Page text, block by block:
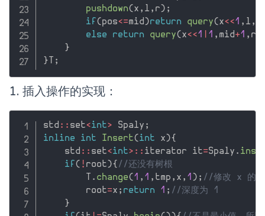
pushdown(x , l , r) ;
if (pos<=mid)return query(x<<1 , l ,
else
return query(x<<1 | 1 , mid+1 , r
}
} T ;
1. 插入操作的实现：
std :: set<int> Spaly ;
inline
int Insert( int x ){
    std
:: set<int> :: iterator it=Spaly .
if ( ! root ){ //还没有树根
. change( 1 , 1 , tmp , x , 1 ) ; //修改 x 的深
        root
=x ; return 1 ; //深度为 1
}